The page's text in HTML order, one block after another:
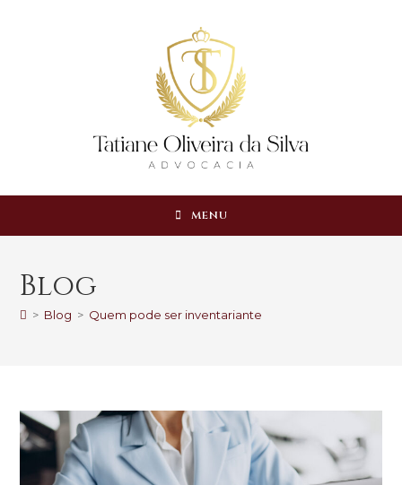
MENU
Blog
> Blog > Quem pode ser inventariante